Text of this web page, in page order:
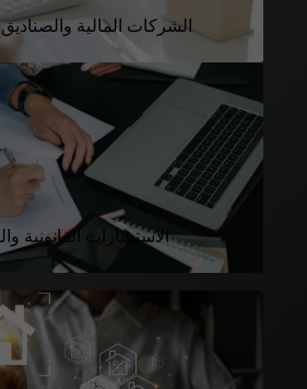
الشركات المالية والصناديق
الاستشارات القانونية